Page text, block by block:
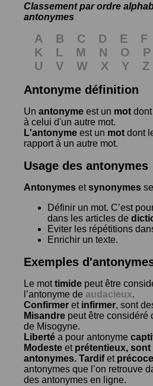
Classement par ordre
antonymes
A B C D E F
K
L M N O P
U
V W X Y
Z
Antonyme définition
Un antonyme est un mot
à celui d'un autre mot.
L'antonyme est un mot dont
rapport à un autre mot.
Usage des antonymes
Antonymes etsynonymes
Définir un mot. C’est
dans les articles de
Eviter les répétitions
Enrichir un texte.
Exemples
Le mottimide peut être
l’antonyme de audacieux.
Confirmer et infirmer, sont
Misandre peut être considéré
de Misogyne.
Liberté a pour antonyme
Modeste et prétentieux, sont
antonymes. Tardifet précoce
antonymes que l’on retrouve
des antonymes en ligne.